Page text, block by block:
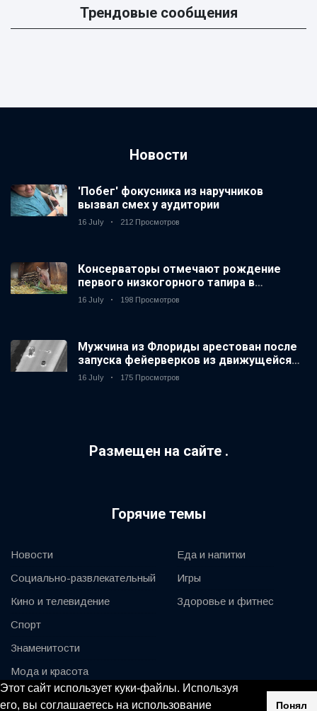
Этот сайт использует куки-файлы. Используя
его, вы соглашаетесь на использование
Понял
Трендовые сообщения
Новости
'Побег' фокусника из наручников
вызвал смех у аудитории
16 July 212 Просмотров
Консерваторы отмечают рождение
первого низкогорного тапира в
зоопарке Великобритании за 14 лет
16 July 198 Просмотров
Мужчина из Флориды арестован после
запуска фейерверков из движущейся
машины
16 July 175 Просмотров
Размещен на сайте .
Горячие темы
Новости
Социально-развлекательный
Кино и телевидение
Спорт
Знаменитости
Мода и красота
Автомобили и мотор
Еда и напитки
Игры
Здоровье и фитнес